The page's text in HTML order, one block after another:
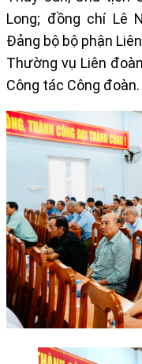
Long; đồng chí Lê
Đảng bộ bộ phận
Thường vụ Liên
Công tác Công đoàn.